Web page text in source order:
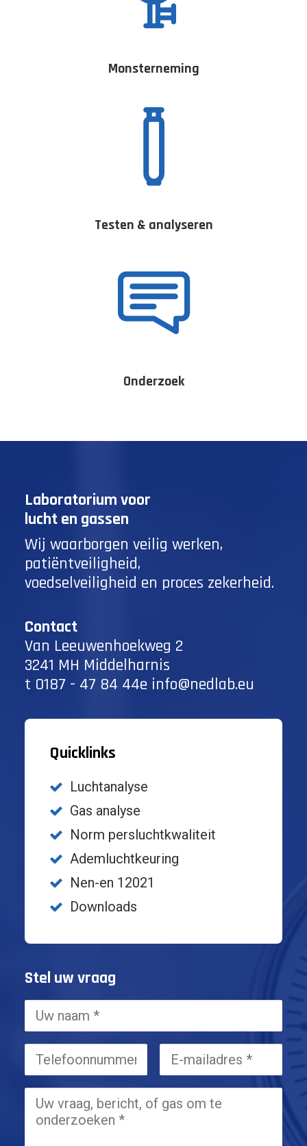
Monsterneming
Testen & analyseren
Onderzoek
Laboratorium voor
lucht en gassen
Wij waarborgen veilig werken,
patiëntveiligheid,
voedselveiligheid en proces zekerheid.
Contact
Van Leeuwenhoekweg 2
3241 MH Middelharnis
t 0187 - 47 84 44e info@nedlab.eu
Quicklinks
Luchtanalyse
Gas analyse
Norm persluchtkwaliteit
Ademluchtkeuring
Nen-en 12021
Downloads
Stel uw vraag